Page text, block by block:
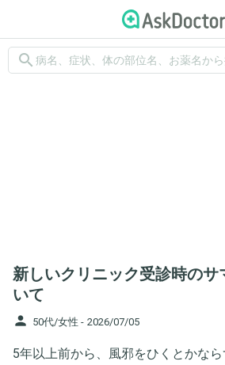
search
新しいクリニック受診時のサ
いて
person 50代/女性 - 2026/07/05
5年以上前から、風邪をひくとかな